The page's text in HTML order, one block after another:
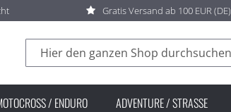
Gratis Versand ab 100 EUR (DE)
Suche
/ ENDURO ADVENTURE / STRASSE